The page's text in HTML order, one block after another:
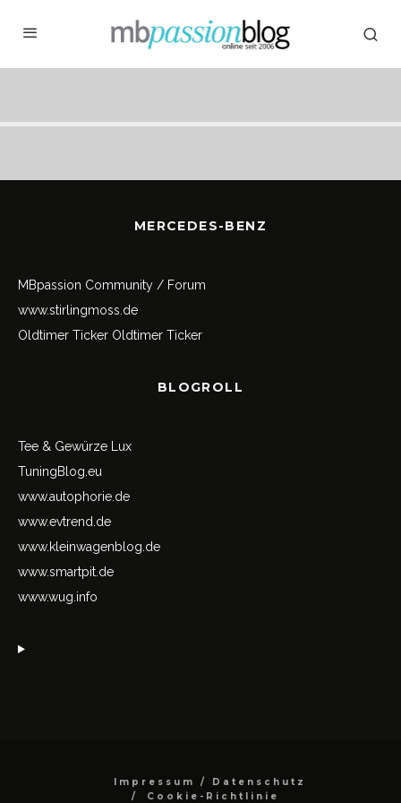
MERCEDES-BENZ
MBpassion Community / Forum
www.stirlingmoss.de
Oldtimer Ticker Oldtimer Ticker
BLOGROLL
Tee & Gewürze Lux
TuningBlog.eu
www.autophorie.de
www.evtrend.de
www.kleinwagenblog.de
www.smartpit.de
www.wug.info
Impressum / Datenschutz
Cookie-Richtlinie